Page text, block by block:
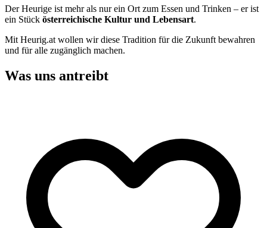
Der Heurige ist mehr als nur ein Ort zum Essen und Trinken – er ist
ein Stück österreichische Kultur und Lebensart.
Mit Heurig.at wollen wir diese Tradition für die Zukunft bewahren
und für alle zugänglich machen.
Was uns antreibt